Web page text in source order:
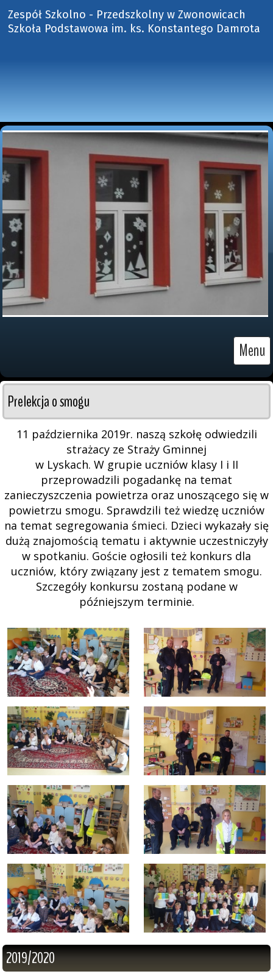
Zespół Szkolno - Przedszkolny w Zwonowicach
Szkoła Podstawowa im. ks. Konstantego Damrota
Menu
Prelekcja o smogu
11 października 2019r. naszą szkołę odwiedzili
strażacy ze Straży Gminnej
w Lyskach. W grupie uczniów klasy I i II
przeprowadzili pogadankę na temat
zanieczyszczenia powietrza oraz unoszącego się w
powietrzu smogu. Sprawdzili też wiedzę uczniów
na temat segregowania śmieci. Dzieci wykazały się
dużą znajomością tematu i aktywnie uczestniczyły
w spotkaniu. Goście ogłosili też konkurs dla
uczniów, który związany jest z tematem smogu.
Szczegóły konkursu zostaną podane w
późniejszym terminie.
2019/2020